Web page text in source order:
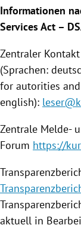
Informationen
Services Act –
Zentraler
(Sprachen:
for autorities
english):
Zentrale Melde-
Forum https://
aktuell in